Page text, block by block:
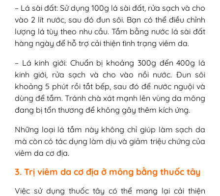
– Lá sài đất: Sử dụng 100g lá sài đất, rửa sạch và cho
vào 2 lít nước, sau đó đun sôi. Bạn có thể điều chỉnh
lượng lá tùy theo nhu cầu. Tắm bằng nước lá sài đất
hàng ngày để hỗ trợ cải thiện tình trạng viêm da.
– Lá kinh giới: Chuẩn bị khoảng 300g đến 400g lá
kinh giới, rửa sạch và cho vào nồi nước. Đun sôi
khoảng 5 phút rồi tắt bếp, sau đó để nước nguội và
dùng để tắm. Tránh chà xát mạnh lên vùng da mông
đang bị tổn thương để không gây thêm kích ứng.
Những loại lá tắm này không chỉ giúp làm sạch da
mà còn có tác dụng làm dịu và giảm triệu chứng của
viêm da cơ địa.
3. Trị viêm da cơ địa ở mông bằng thuốc tây
Việc sử dụng thuốc tây có thể mang lại cải thiện